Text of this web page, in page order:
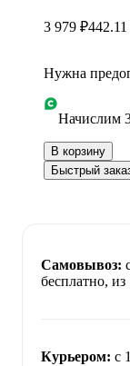
3 979 ₽
Нужна
Начислим
В корзину
Быстрый
Самовывоз:
бесплатно, из
Курьером: c